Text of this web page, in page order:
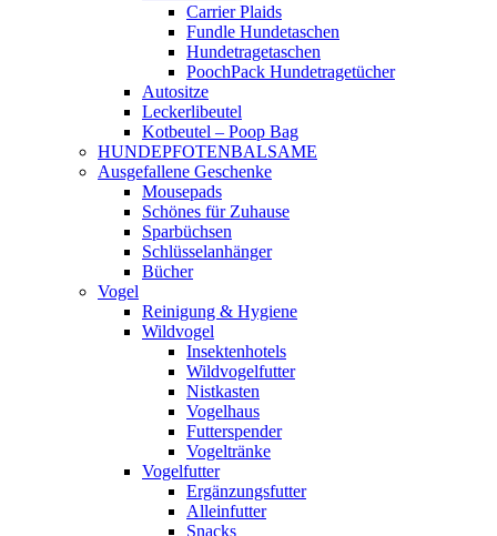
Carrier Plaids
Fundle Hundetaschen
Hundetragetaschen
PoochPack Hundetragetücher
Autositze
Leckerlibeutel
Kotbeutel – Poop Bag
HUNDEPFOTENBALSAME
Ausgefallene Geschenke
Mousepads
Schönes für Zuhause
Sparbüchsen
Schlüsselanhänger
Bücher
Vogel
Reinigung & Hygiene
Wildvogel
Insektenhotels
Wildvogelfutter
Nistkasten
Vogelhaus
Futterspender
Vogeltränke
Vogelfutter
Ergänzungsfutter
Alleinfutter
Snacks